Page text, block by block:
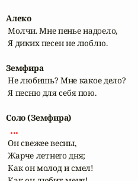
Алеко
Молчи. Мне пенье надоело,
Я диких песен не люблю.
Земфира
Не любишь? Мне какое дело?
Я песню для себя пою.
Соло (Земфира)
...
Он свежее весны,
Жарче летнего дня;
Как он молод и смел!